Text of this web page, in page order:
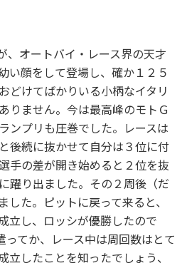
、オートバイ・レース界の天才
い顔をして登場し、確か１２５
どけてばかりいる小柄なイタリ
りません。今は最高峰のモトＧ
ンプリも圧巻でした。レースは
後続に抜かせて自分は３位に付
手の差が開き始めると２位を抜
躍り出ました。その２周後（だ
た。ピットに戻って来ると、
立し、ロッシが優勝したので
てか、レース中は周回数はとて
したことを知ったでしょう、